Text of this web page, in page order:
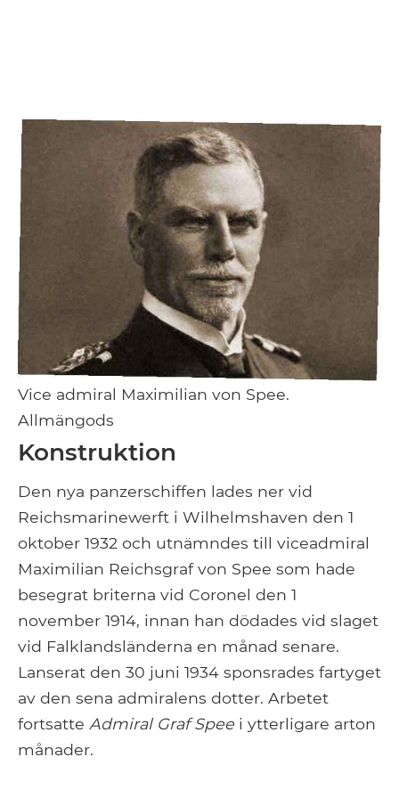
Vice admiral Maximilian von Spee.
Allmängods
Konstruktion
Den nya panzerschiffen lades ner vid
Reichsmarinewerft i Wilhelmshaven den 1
oktober 1932 och utnämndes till viceadmiral
Maximilian Reichsgraf von Spee som hade
besegrat briterna vid Coronel den 1
november 1914, innan han dödades vid slaget
vid Falklandsländerna en månad senare.
Lanserat den 30 juni 1934 sponsrades fartyget
av den sena admiralens dotter. Arbetet
fortsatte Admiral Graf Spee i ytterligare arton
månader.